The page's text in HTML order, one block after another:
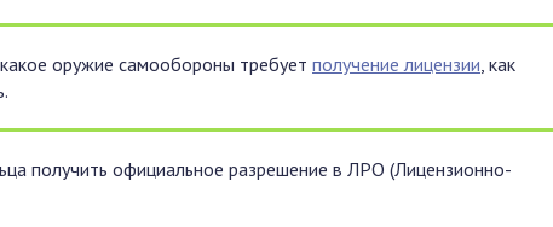
оружие самообороны требует получение лицензии, как
получить официальное разрешение в ЛРО (Лицензионно-